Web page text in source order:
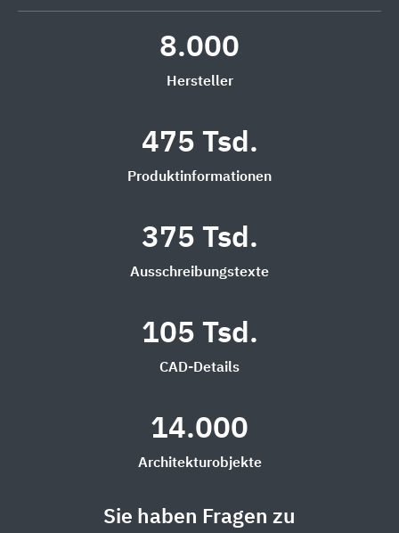
8.000
Hersteller
475 Tsd.
Produktinformationen
375 Tsd.
Ausschreibungstexte
105 Tsd.
CAD-Details
14.000
Architekturobjekte
Sie haben Fragen zu